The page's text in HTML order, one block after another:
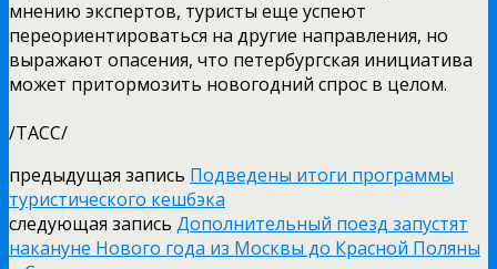
мнению экспертов, туристы еще успеют
переориентироваться на другие направления, но
выражают опасения, что петербургская инициатива
может притормозить новогодний спрос в целом.
/ТАСС/
предыдущая запись Подведены итоги программы
туристического кешбэка
следующая запись Дополнительный поезд запустят
накануне Нового года из Москвы до Красной Поляны